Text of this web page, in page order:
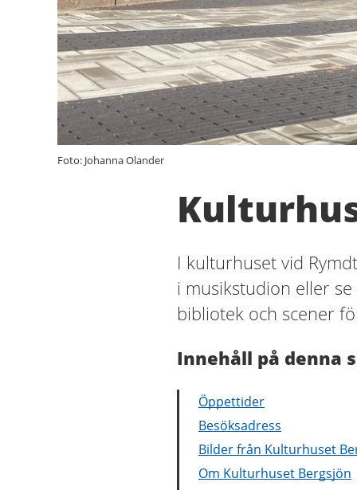
Foto: Johanna Olander
I kulturhuset vid
i musikstudion eller
bibliotek och scener
Innehåll på denna
Öppettider
Besöksadress
Bilder från Kulturhuset
Om Kulturhuset Bergsjön